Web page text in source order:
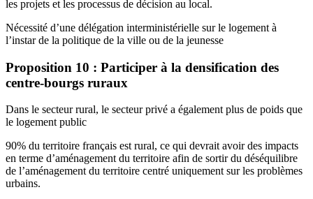
les projets et les processus de décision au local.
Nécessité d’une délégation interministérielle sur le logement à
l’instar de la politique de la ville ou de la jeunesse
Proposition 10 : Participer à la densification des
centre-bourgs ruraux
Dans le secteur rural, le secteur privé a également plus de poids que
le logement public
90% du territoire français est rural, ce qui devrait avoir des impacts
en terme d’aménagement du territoire afin de sortir du déséquilibre
de l’aménagement du territoire centré uniquement sur les problèmes
urbains.